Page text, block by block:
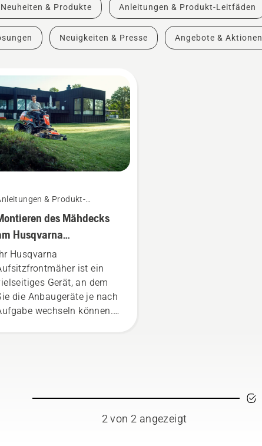
Neuheiten & Produkte Anleitungen & Produkt-Leitfäden
Neuigkeiten & Presse Angebote & Aktionen
& Produkt-
des Mähdecks
Husqvarna
Husqvarna
ist ein
Gerät, an dem
die Anbaugeräte je nach
wechseln können.
Schneideinheit eine
den Riemen spannt, kann2 von 2 angezeigt